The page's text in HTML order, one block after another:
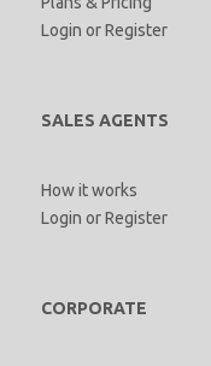
Login orRegister
SALES AGENTS
How it works
Login orRegister
CORPORATE